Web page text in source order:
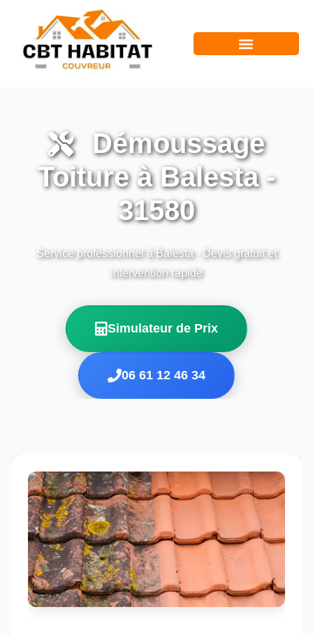
Démoussage
Toiture à Balesta -
31580
Service professionnel à Balesta - Devis gratuit et
intervention rapide
Simulateur de Prix
06 61 12 46 34